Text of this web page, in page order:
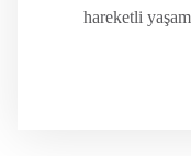
hareketli